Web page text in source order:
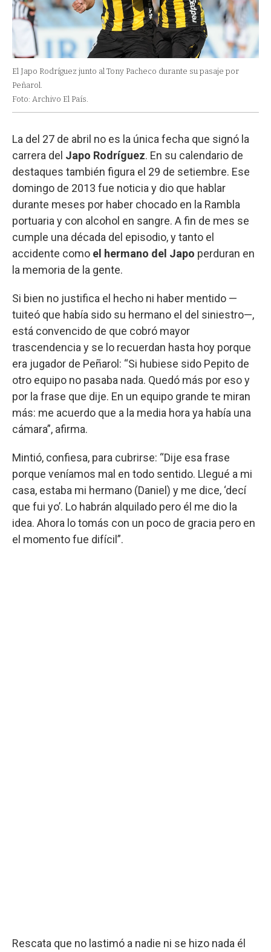
El Japo Rodríguez junto al Tony Pacheco durante su pasaje por
Peñarol.
Foto: Archivo El País.
La del 27 de abril no es la única fecha que signó la
carrera del Japo Rodríguez. En su calendario de
destaques también figura el 29 de setiembre. Ese
domingo de 2013 fue noticia y dio que hablar
durante meses por haber chocado en la Rambla
portuaria y con alcohol en sangre. A fin de mes se
cumple una década del episodio, y tanto el
accidente como el hermano del Japo perduran en
la memoria de la gente.
Si bien no justifica el hecho ni haber mentido —
tuiteó que había sido su hermano el del siniestro—,
está convencido de que cobró mayor
trascendencia y se lo recuerdan hasta hoy porque
era jugador de Peñarol: “Si hubiese sido Pepito de
otro equipo no pasaba nada. Quedó más por eso y
por la frase que dije. En un equipo grande te miran
más: me acuerdo que a la media hora ya había una
cámara”, afirma.
Mintió, confiesa, para cubrirse: “Dije esa frase
porque veníamos mal en todo sentido. Llegué a mi
casa, estaba mi hermano (Daniel) y me dice, ‘decí
que fui yo’. Lo habrán alquilado pero él me dio la
idea. Ahora lo tomás con un poco de gracia pero en
el momento fue difícil”.
Rescata que no lastimó a nadie ni se hizo nada él